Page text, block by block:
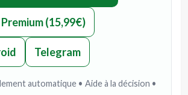
(15,99€)
Telegram
automatique • Aide à la décision •